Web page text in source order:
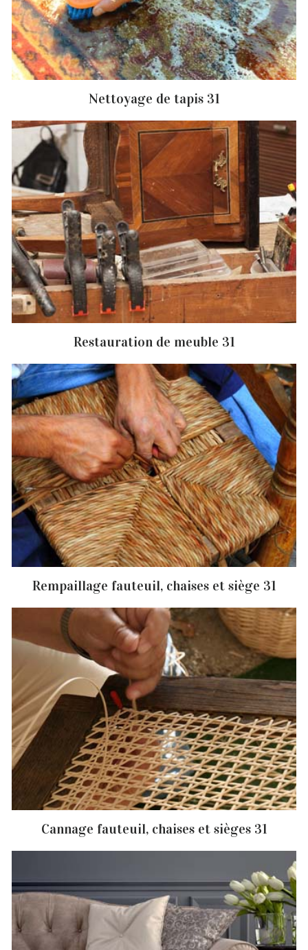
Nettoyage de tapis 31
Restauration de meuble 31
Rempaillage fauteuil, chaises et siège 31
Cannage fauteuil, chaises et sièges 31